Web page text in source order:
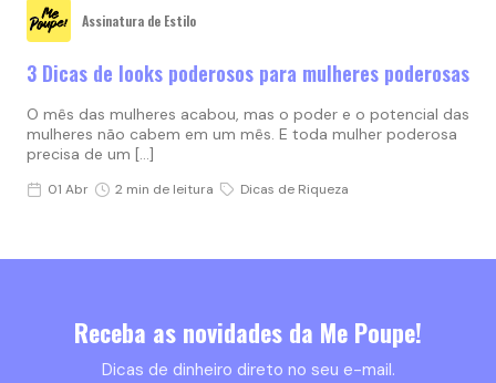
Assinatura de Estilo
3 Dicas de looks poderosos para mulheres poderosas
O mês das mulheres acabou, mas o poder e o potencial das
mulheres não cabem em um mês. E toda mulher poderosa
precisa de um […]
01 Abr 2 min de leitura Dicas de Riqueza
Receba as novidades da Me Poupe!
Dicas de dinheiro direto no seu e-mail.